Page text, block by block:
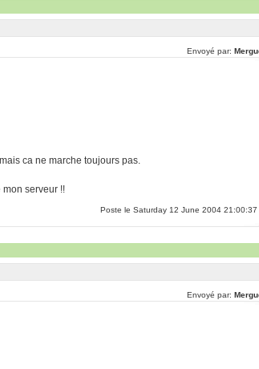
Envoyé par:
ca ne marche toujours pas.
serveur !!
Poste le Saturday 12 June 2004 21:00:37
Envoyé par: